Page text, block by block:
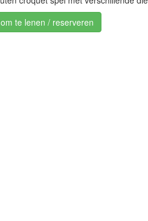
te lenen / reserveren